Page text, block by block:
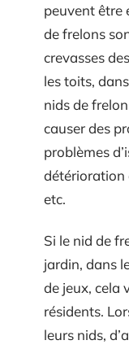
peuvent être
de frelons
crevasses
les toits,
nids de
causer des
problèmes
détérioration
etc.
Si le nid de
jardin, dans
de jeux, cela
résidents.
leurs nids,